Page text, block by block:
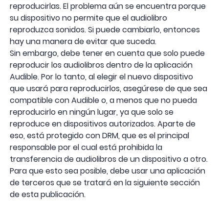
reproducirlas. El problema aún se encuentra porque
su dispositivo no permite que el audiolibro
reproduzca sonidos. Si puede cambiarlo, entonces
hay una manera de evitar que suceda.
Sin embargo, debe tener en cuenta que solo puede
reproducir los audiolibros dentro de la aplicación
Audible. Por lo tanto, al elegir el nuevo dispositivo
que usará para reproducirlos, asegúrese de que sea
compatible con Audible o, a menos que no pueda
reproducirlo en ningún lugar, ya que solo se
reproduce en dispositivos autorizados. Aparte de
eso, está protegido con DRM, que es el principal
responsable por el cual está prohibida la
transferencia de audiolibros de un dispositivo a otro.
Para que esto sea posible, debe usar una aplicación
de terceros que se tratará en la siguiente sección
de esta publicación.